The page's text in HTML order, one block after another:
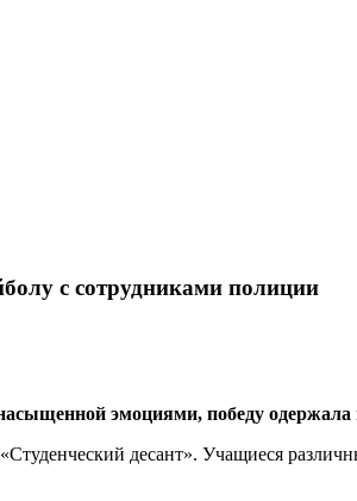
с сотрудниками полиции
эмоциями, победу
десант». Учащиеся